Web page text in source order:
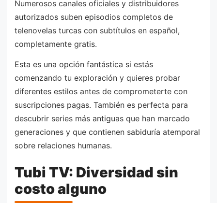
Numerosos canales oficiales y distribuidores
autorizados suben episodios completos de
telenovelas turcas con subtítulos en español,
completamente gratis.
Esta es una opción fantástica si estás
comenzando tu exploración y quieres probar
diferentes estilos antes de comprometerte con
suscripciones pagas. También es perfecta para
descubrir series más antiguas que han marcado
generaciones y que contienen sabiduría atemporal
sobre relaciones humanas.
Tubi TV: Diversidad sin
costo alguno